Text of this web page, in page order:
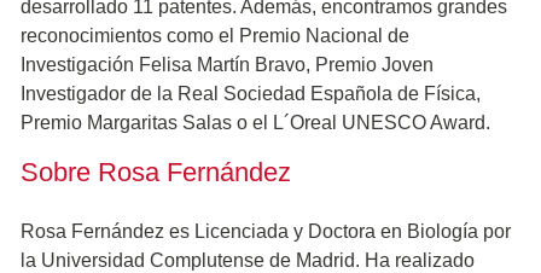
desarrollado 11 patentes. Además, encontramos grandes
reconocimientos como el Premio Nacional de
Investigación Felisa Martín Bravo, Premio Joven
Investigador de la Real Sociedad Española de Física,
Premio Margaritas Salas o el L´Oreal UNESCO Award.
Sobre Rosa Fernández
Rosa Fernández es Licenciada y Doctora en Biología por
la Universidad Complutense de Madrid. Ha realizado